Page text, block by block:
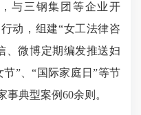
三钢集团等企业开
动，组建“女工法律咨
、微博定期编发推送妇
”、“国际家庭日”等节
事典型案例60余则。